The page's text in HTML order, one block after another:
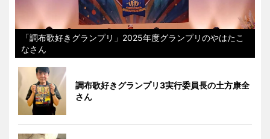
「調布歌好きグランプリ」2025年度グランプリのやはたこ
なさん
調布歌好きグランプリ3実行委員長の土方康全
さん